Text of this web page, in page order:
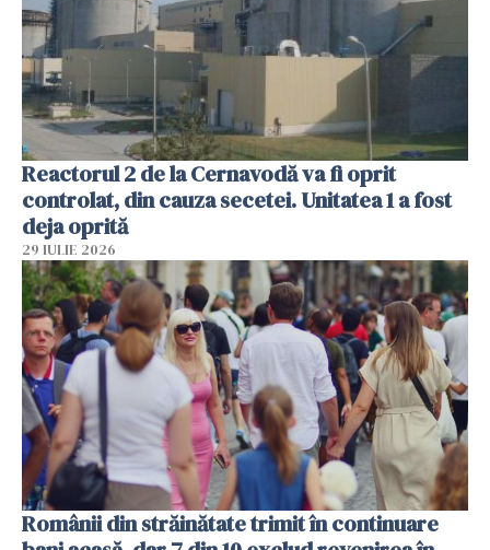
Reactorul 2 de la Cernavodă va fi oprit
controlat, din cauza secetei. Unitatea 1 a fost
deja oprită
29 IULIE 2026
Românii din străinătate trimit în continuare